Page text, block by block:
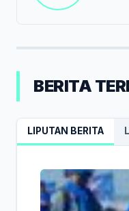
BERITA
LIPUTAN BERITA